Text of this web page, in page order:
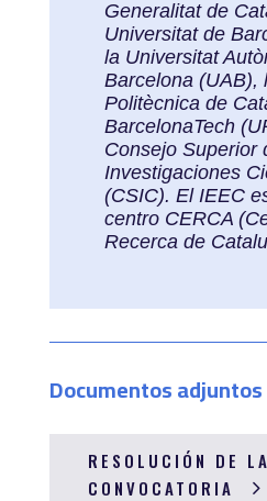
Generalitat de
Universitat de
la Universitat
Barcelona (UAB),
Politècnica de
BarcelonaTech
Consejo Superior
Investigaciones
(CSIC). El IEEC
centro CERCA
Recerca de
Documentos adjuntos
RESOLUCIÓN DE LA
CONVOCATORIA